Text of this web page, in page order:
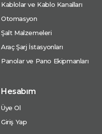
Kablolar ve Kablo Kanalları
Otomasyon
Şalt Malzemeleri
Araç Şarj İstasyonları
Panolar ve Pano Ekipmanları
Hesabım
Üye Ol
Giriş Yap